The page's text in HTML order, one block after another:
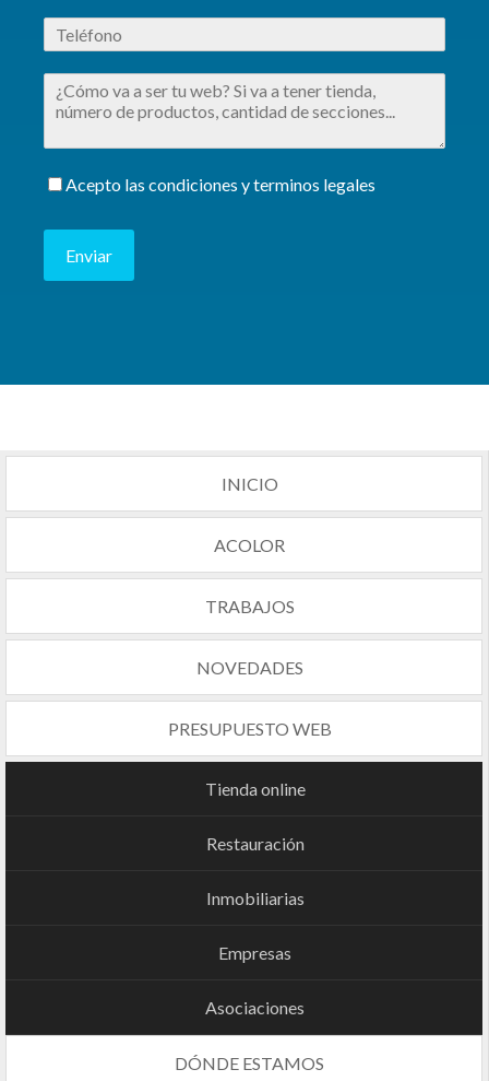
Acepto las condiciones y terminos legales
Enviar
INICIO
ACOLOR
TRABAJOS
NOVEDADES
PRESUPUESTO WEB
Tienda online
Restauración
Inmobiliarias
Empresas
Asociaciones
DÓNDE ESTAMOS